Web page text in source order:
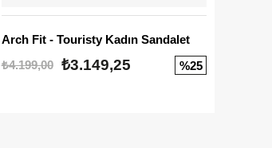
Arch Fit - Touristy Kadın Sandalet
₺4.199,00
₺3.149,25 %25